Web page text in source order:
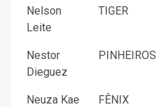
Nelson
Leite
TIGER
Nestor
Dieguez
PINHEIROS
Neuza Kae FÊNIX